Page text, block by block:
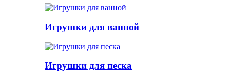
Игрушки для ванной
Игрушки для песка